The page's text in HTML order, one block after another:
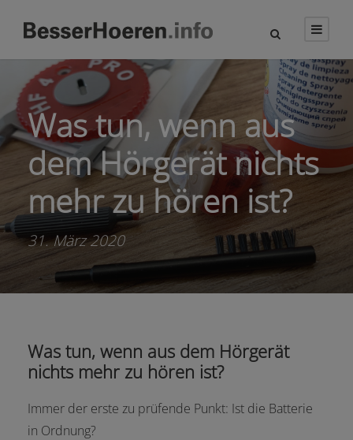
Was tun, wenn aus
dem Hörgerät nichts
mehr zu hören ist?
31. März 2020
Was tun, wenn aus dem Hörgerät
nichts mehr zu hören ist?
Immer der erste zu prüfende Punkt: Ist die Batterie
in Ordnung?